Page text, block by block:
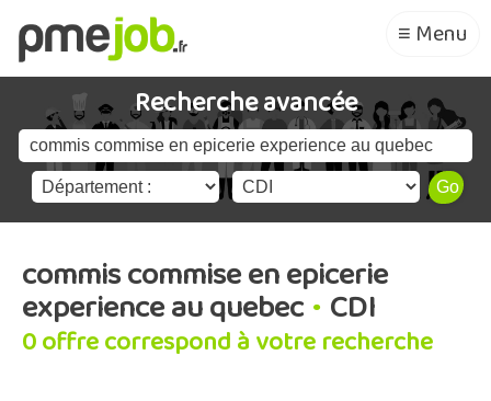
≡ Menu
Recherche avancée
commis commise en epicerie
experience au quebec • CDI
0 offre correspond à votre recherche